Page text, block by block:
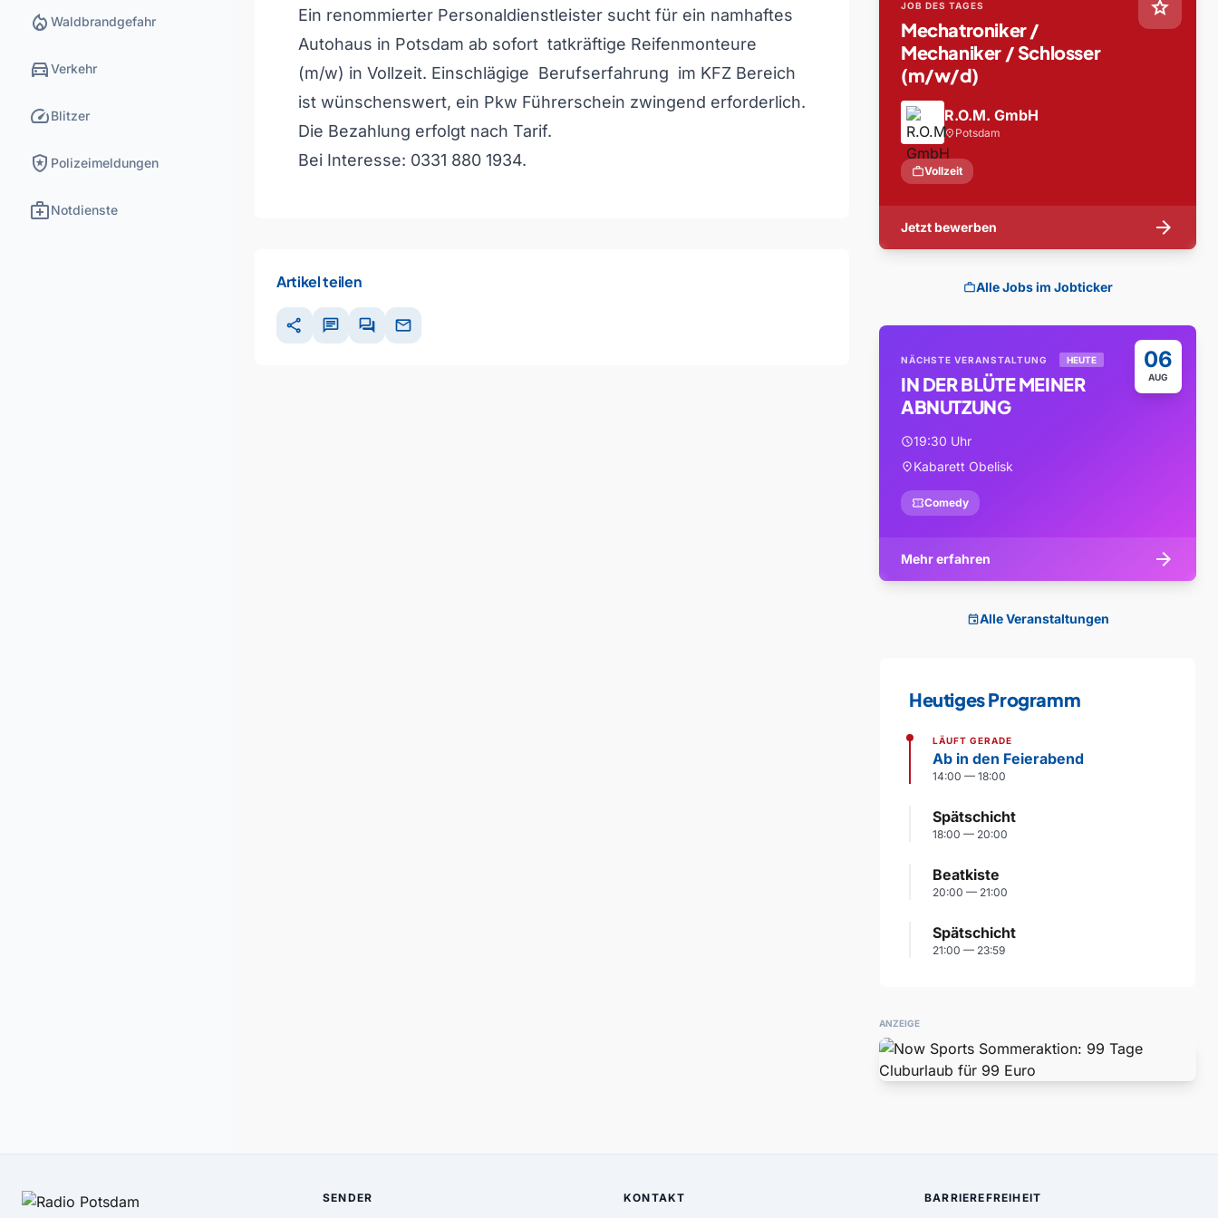
local_fire_department Waldbrandgefahr
directions_carVerkehr
speedBlitzer
local_police Polizeimeldungen
medical_servicesNotdienste
Ein renommierter Personaldienstleister sucht für ein namhaftes
Autohaus in Potsdam ab sofort tatkräftige Reifenmonteure
(m/w) in Vollzeit. Einschlägige Berufserfahrung im KFZ Bereich
ist wünschenswert, ein Pkw Führerschein zwingend erforderlich.
Die Bezahlung erfolgt nach Tarif.
Bei Interesse: 0331 880 1934.
Artikel teilen
share chat forum mail
star
JOB DES TAGES
Mechatroniker /
Mechaniker / Schlosser
(m/w/d)
R.O.M. GmbH
location_on Potsdam
workVollzeit
Jetzt bewerben arrow_forward
workAlle Jobs im Jobticker
06
AUG
NÄCHSTE VERANSTALTUNG HEUTE
IN DER BLÜTE MEINER
ABNUTZUNG
schedule19:30 Uhr
location_onKabarett Obelisk
confirmation_numberComedy
Mehr erfahren arrow_forward
eventAlle Veranstaltungen
Heutiges Programm
LÄUFT GERADE
Ab in den Feierabend
14:00 — 18:00
Spätschicht
18:00 — 20:00
Beatkiste
20:00 — 21:00
Spätschicht
21:00 — 23:59
ANZEIGE
SENDER KONTAKT BARRIEREFREIHEIT